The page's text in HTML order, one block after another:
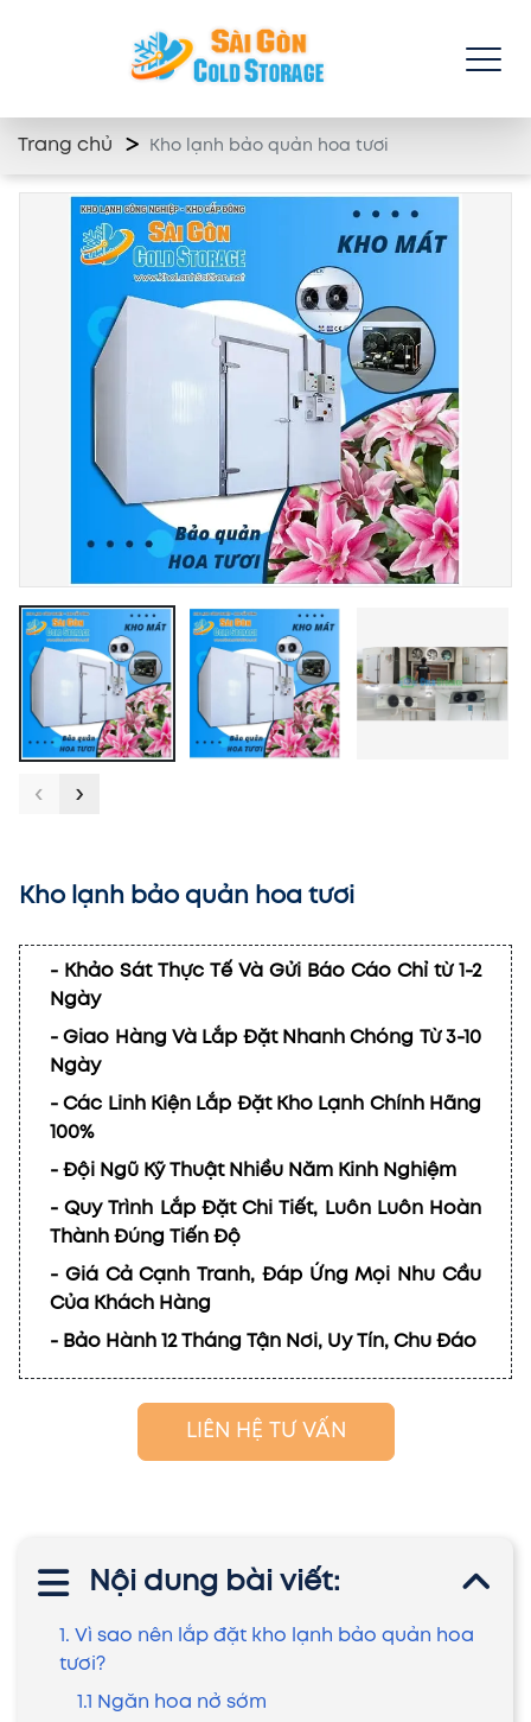
Trang chủ Kho lạnh bảo quản hoa tươi
‹ ›
Kho lạnh bảo quản hoa tươi
- Khảo Sát Thực Tế Và Gửi Báo Cáo Chỉ từ 1-2
Ngày
- Giao Hàng Và Lắp Đặt Nhanh Chóng Từ 3-10
Ngày
- Các Linh Kiện Lắp Đặt Kho Lạnh Chính Hãng
100%
- Đội Ngũ Kỹ Thuật Nhiều Năm Kinh Nghiệm
- Quy Trình Lắp Đặt Chi Tiết, Luôn Luôn Hoàn
Thành Đúng Tiến Độ
- Giá Cả Cạnh Tranh, Đáp Ứng Mọi Nhu Cầu
Của Khách Hàng
- Bảo Hành 12 Tháng Tận Nơi, Uy Tín, Chu Đáo
LIÊN HỆ TƯ VẤN
Nội dung bài viết:
1. Vì sao nên lắp đặt kho lạnh bảo quản hoa
tươi?
1.1 Ngăn hoa nở sớm